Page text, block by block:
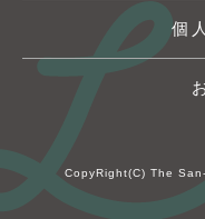
個
CopyRight(C) The